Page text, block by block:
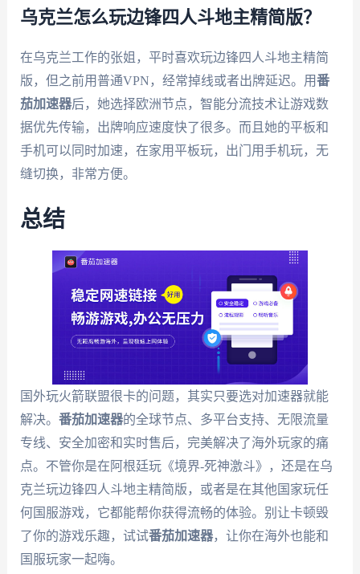
乌克兰怎么玩边锋四人斗地主精简版？
在乌克兰工作的张姐，平时喜欢玩边锋四人斗地主精简
版，但之前用普通VPN，经常掉线或者出牌延迟。用番
茄加速器后，她选择欧洲节点，智能分流技术让游戏数
据优先传输，出牌响应速度快了很多。而且她的平板和
手机可以同时加速，在家用平板玩，出门用手机玩，无
缝切换，非常方便。
总结
国外玩火箭联盟很卡的问题，其实只要选对加速器就能
解决。 番茄加速器的全球节点、多平台支持、无限流量
专线、安全加密和实时售后，完美解决了海外玩家的痛
点。不管你是在阿根廷玩《境界-死神激斗》，还是在乌
克兰玩边锋四人斗地主精简版，或者是在其他国家玩任
何国服游戏，它都能帮你获得流畅的体验。别让卡顿毁
了你的游戏乐趣，试试番茄加速器，让你在海外也能和
国服玩家一起嗨。